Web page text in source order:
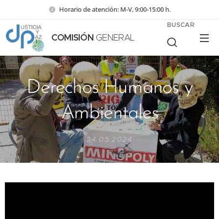
Horario de atención: M-V, 9:00-15:00 h.
COMISIÓN GENERAL
BUSCAR
Derechos Humanos y
Ambientales
24.05.2024